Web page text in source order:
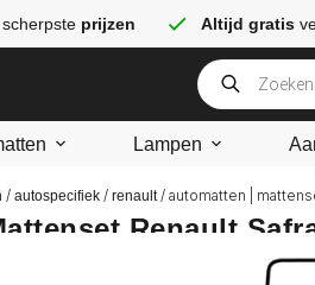
scherpste prijzen Altijd gratis
Lampen
/autospecifiek /renault/ automatten |
Renault